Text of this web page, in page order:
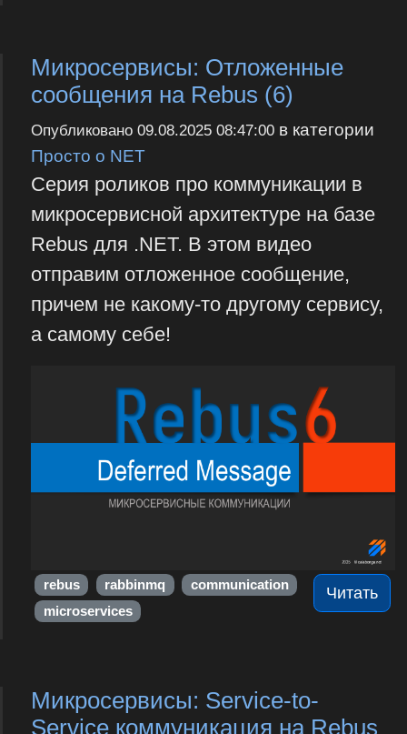
Микросервисы: Отложенные
сообщения на Rebus (6)
Опубликовано 09.08.2025 08:47:00в категории
Просто о NET
Серия роликов про коммуникации в
микросервисной архитектуре на базе
Rebus для .NET. В этом видео
отправим отложенное сообщение,
причем не какому-то другому сервису,
а самому себе!
Читать
rebus rabbinmq
communication
microservices
Микросервисы: Service-to-
Service коммуникация на Rebus